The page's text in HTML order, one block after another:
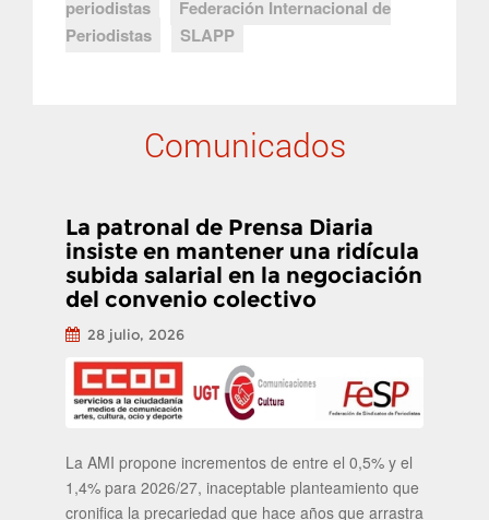
periodistas
Federación Internacional de
Periodistas
SLAPP
Comunicados
La patronal de Prensa Diaria
insiste en mantener una ridícula
subida salarial en la negociación
del convenio colectivo
28 julio, 2026
La AMI propone incrementos de entre el 0,5% y el
1,4% para 2026/27, inaceptable planteamiento que
cronifica la precariedad que hace años que arrastra